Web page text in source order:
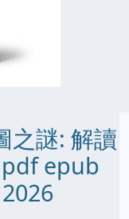
之謎: 解讀
epub